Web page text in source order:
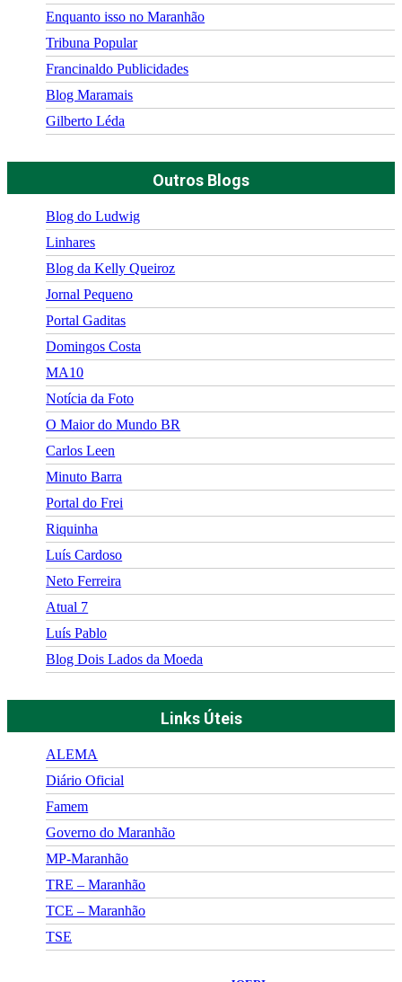
Enquanto isso no Maranhão
Tribuna Popular
Francinaldo Publicidades
Blog Maramais
Gilberto Léda
Outros Blogs
Blog do Ludwig
Linhares
Blog da Kelly Queiroz
Jornal Pequeno
Portal Gaditas
Domingos Costa
MA10
Notícia da Foto
O Maior do Mundo BR
Carlos Leen
Minuto Barra
Portal do Frei
Riquinha
Luís Cardoso
Neto Ferreira
Atual 7
Luís Pablo
Blog Dois Lados da Moeda
Links Úteis
ALEMA
Diário Oficial
Famem
Governo do Maranhão
MP-Maranhão
TRE – Maranhão
TCE – Maranhão
TSE